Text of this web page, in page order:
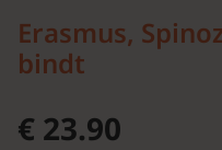
Erasmus,
bindt
€ 23.90